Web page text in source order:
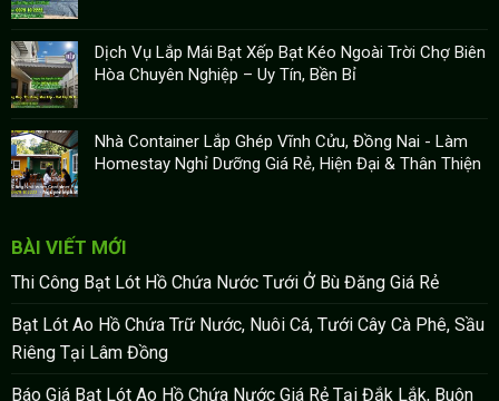
Dịch Vụ Lắp Mái Bạt Xếp Bạt Kéo Ngoài Trời Chợ Biên
Hòa Chuyên Nghiệp – Uy Tín, Bền Bỉ
Nhà Container Lắp Ghép Vĩnh Cửu, Đồng Nai - Làm
Homestay Nghỉ Dưỡng Giá Rẻ, Hiện Đại & Thân Thiện
BÀI VIẾT MỚI
Thi Công Bạt Lót Hồ Chứa Nước Tưới Ở Bù Đăng Giá Rẻ
Bạt Lót Ao Hồ Chứa Trữ Nước, Nuôi Cá, Tưới Cây Cà Phê, Sầu
Riêng Tại Lâm Đồng
Báo Giá Bạt Lót Ao Hồ Chứa Nước Giá Rẻ Tại Đắk Lắk, Buôn